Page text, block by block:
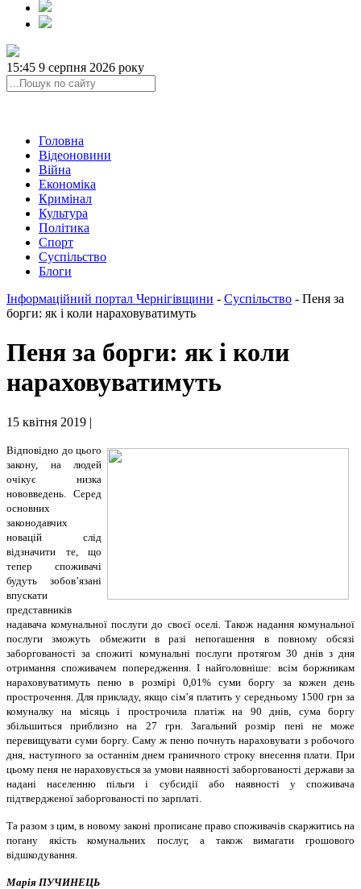
15:45 9 серпня 2026 року
Головна
Відеоновини
Війна
Економіка
Кримінал
Культура
Політика
Спорт
Суспільство
Блоги
Інформаційний портал Чернігівщини - Суспільство - Пеня за
борги: як і коли нараховуватимуть
Пеня за борги: як і коли
нараховуватимуть
15 квітня 2019 |
Відповідно до цього
закону, на людей
очікує низка
нововведень. Серед
основних
законодавчих
новацій слід
відзначити те, що
тепер споживачі
будуть зобов’язані
впускати
представників
надавача комунальної послуги до своєї оселі. Також надання комунальної
послуги зможуть обмежити в разі непогашення в повному обсязі
заборгованості за спожиті комунальні послуги протягом 30 днів з дня
отримання споживачем попередження. І найголовніше: всім боржникам
нараховуватимуть пеню в розмірі 0,01% суми боргу за кожен день
прострочення. Для прикладу, якщо сім’я платить у середньому 1500 грн за
комуналку на місяць і прострочила платіж на 90 днів, сума боргу
збільшиться приблизно на 27 грн. Загальний розмір пенi не може
перевищувати суми боргу. Саму ж пеню почнуть нараховувати з робочого
дня, наступного за останнім днем граничного строку внесення плати. При
цьому пеня не нараховується за умови наявності заборгованості держави за
наданi населенню пільги i субсидії або наявності у споживача
підтвердженої заборгованості по зарплаті.
Та разом з цим, в новому законі прописане право споживачів скаржитись на
погану якість комунальних послуг, а також вимагати грошового
відшкодування.
Марія ПУЧИНЕЦЬ